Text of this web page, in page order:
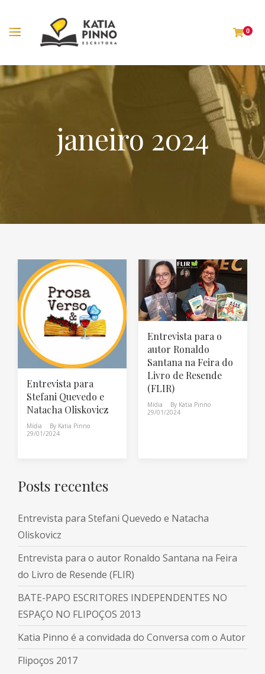
0
janeiro 2024
Entrevista para
Stefani Quevedo e
Natacha Oliskovicz
Mídia By Katia Pinno
29/01/2024
Entrevista para o
autor Ronaldo
Santana na Feira do
Livro de Resende
(FLIR)
Mídia By Katia Pinno
29/01/2024
Posts recentes
Entrevista para Stefani Quevedo e Natacha
Oliskovicz
Entrevista para o autor Ronaldo Santana na Feira
do Livro de Resende (FLIR)
BATE-PAPO ESCRITORES INDEPENDENTES NO
ESPAÇO NO FLIPOÇOS 2013
Katia Pinno é a convidada do Conversa com o Autor
Flipoços 2017